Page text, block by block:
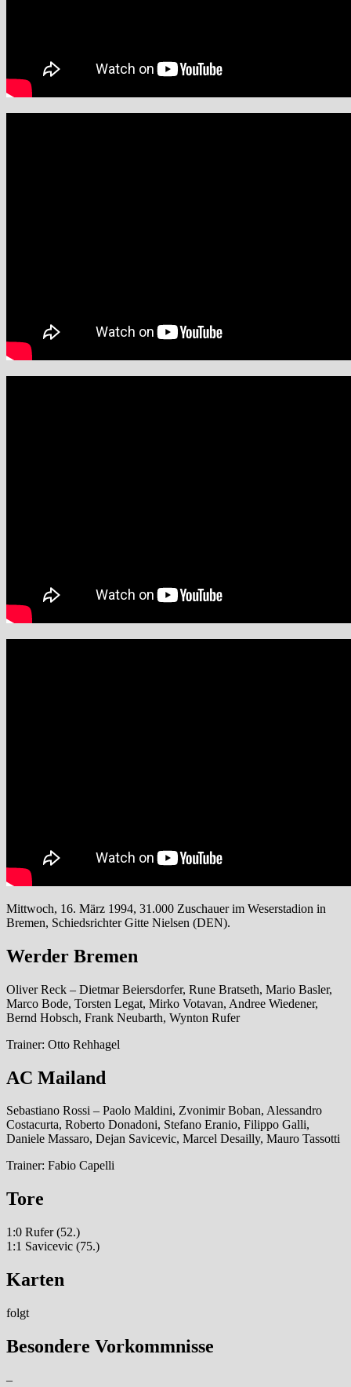
Mittwoch, 16. März 1994, 31.000 Zuschauer im Weserstadion in
Bremen, Schiedsrichter Gitte Nielsen (DEN).
Werder Bremen
Oliver Reck – Dietmar Beiersdorfer, Rune Bratseth, Mario Basler,
Marco Bode, Torsten Legat, Mirko Votavan, Andree Wiedener,
Bernd Hobsch, Frank Neubarth, Wynton Rufer
Trainer: Otto Rehhagel
AC Mailand
Sebastiano Rossi – Paolo Maldini, Zvonimir Boban, Alessandro
Costacurta, Roberto Donadoni, Stefano Eranio, Filippo Galli,
Daniele Massaro, Dejan Savicevic, Marcel Desailly, Mauro Tassotti
Trainer: Fabio Capelli
Tore
1:0 Rufer (52.)
1:1 Savicevic (75.)
Karten
folgt
Besondere Vorkommnisse
–